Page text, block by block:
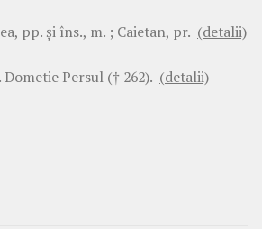
pp. şi îns., m. ; Caietan, pr. (detalii)
Dometie Persul († 262). (detalii)